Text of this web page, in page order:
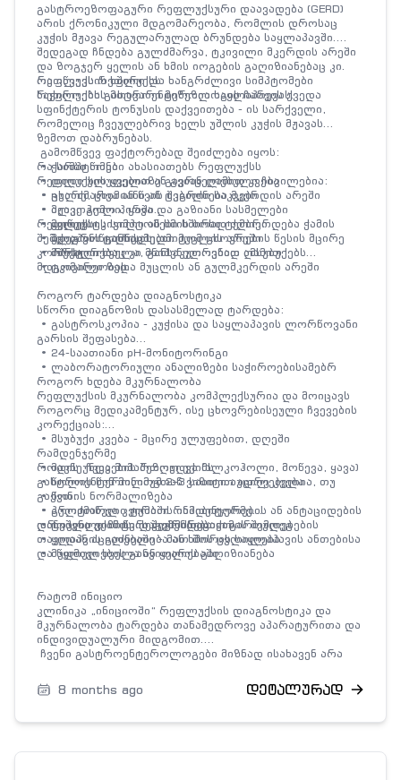
გასტროეზოფაგური რეფლუქსური დაავადება (GERD)
არის ქრონიკული მდგომარეობა, რომლის დროსაც
კუჭის მჟავა რეგულარულად ბრუნდება საყლაპავში.
შედეგად ჩნდება გულძმარვა, ტკივილი მკერდის არეში
და ზოგჯერ ყელის ან ხმის იოგების გაღიზიანებაც კი.
რეფლუქსის ხშირი და ხანგრძლივი სიმპტომები
საჭიროებს გასტროენტეროლოგის ჩარევას.
რა იწვევს რეფლუქსს
რეფლუქსის მთავარი მიზეზია საყლაპავის ქვედა
სფინქტერის ტონუსის დაქვეითება - ის სარქველი,
რომელიც ჩვეულებრივ ხელს უშლის კუჭის მჟავას
ზემოთ დაბრუნებას.
გამომწვევ ფაქტორებად შეიძლება იყოს:
• ჭარბი წონა
• დიდი ულუფებით ან გვიან ღამით კვება
• ცხარე, ცხიმიანი ან ტკბილი საკვები
• ალკოჰოლი, ყავა და გაზიანი სასმელები
• მოწევა
• მჭიდრო ტანსაცმელი მუცლის არეში
• ორსულობა
რა სიმპტომები ახასიათებს რეფლუქსს
რეფლუქსის ყველაზე გავრცელებული ჩივილებია:
• გულძმარვა ან წვის შეგრძნება მკერდის არეში
• მჟავე გემო პირში
• ყელის ტკივილი ან ხმის ბოხი ტემბრი
• ყლაპვის გაძნელება
• მშრალი ხველა, განსაკუთრებით ღამით
• ტკივილი ზედა მუცლის ან გულმკერდის არეში
რეფლუქსის სიმპტომები ხშირად ძლიერდება ჭამის
შემდეგ ან წოლისას, ამიტომ ცხოვრების წესის მცირე
კორექტირებაც კი მნიშვნელოვნად ამსუბუქებს
მდგომარეობას.
როგორ ტარდება დიაგნოსტიკა
სწორი დიაგნოზის დასასმელად ტარდება:
• გასტროსკოპია - კუჭისა და საყლაპავის ლორწოვანი
გარსის შეფასება
• 24-საათიანი pH-მონიტორინგი
• ლაბორატორიული ანალიზები საჭიროებისამებრ
როგორ ხდება მკურნალობა
რეფლუქსის მკურნალობა კომპლექსურია და მოიცავს
როგორც მედიკამენტურ, ისე ცხოვრებისეული ჩვევების
კორექციას:
• მსუბუქი კვება - მცირე ულუფებით, დღეში
რამდენჯერმე
• მავნე ჩვევების შეზღუდვა (ალკოჰოლი, მოწევა, ყავა)
• წოლის წინ მინიმუმ 2–3 საათით ადრე კვება
• წონის ნორმალიზება
• პროტონული ტუმბოს ინჰიბიტორების ან ანტაციდების
დანიშვნა ექიმის რეკომენდაციით
როდის უნდა მიმართოთ ექიმს
გასტროენტეროლოგთან ვიზიტი აუცილებელია, თუ
გაქვთ:
• გულძმარვა კვირაში რამდენჯერმე
• ტკივილი ან წვის შეგრძნება ჭამის შემდეგ
• ყლაპვის გაძნელება ან ხმის ცვლილება
• მუდმივი ხველა ან ყელის გაღიზიანება
დროული ვიზიტი დაგეხმარებათ გართულებების
თავიდან აცილებაში - მათ შორის საყლაპავის ანთებისა
და წყლულების განვითარებაში.
რატომ ინიციო
კლინიკა „ინიციოში“ რეფლუქსის დიაგნოსტიკა და
მკურნალობა ტარდება თანამედროვე აპარატურითა და
ინდივიდუალური მიდგომით.
ჩვენი გასტროენტეროლოგები მიზნად ისახავენ არა
აღმოფხვრას და თქვენი ცხოვრების ხარისხის
გაუმჯობესებას.
8 months ago დეტალურად